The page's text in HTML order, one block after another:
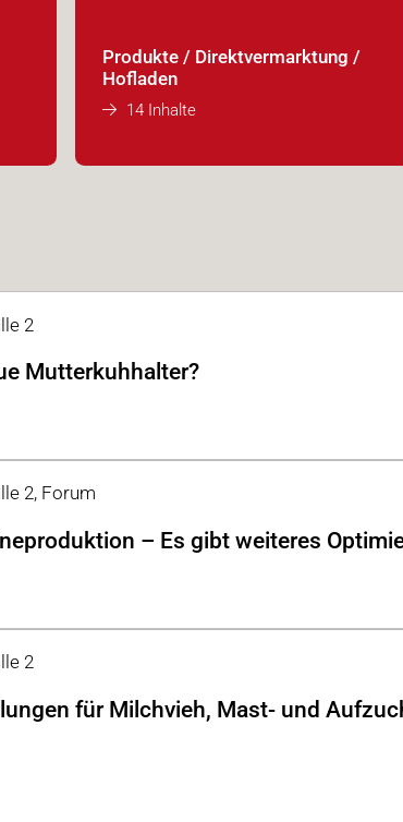
Produkte / Direktvermarktung /
Hofladen
14 Inhalte
2
Mutterkuhhalter?
2, Forum
– Es gibt weiteres
2
für Milchvieh, Mast- und